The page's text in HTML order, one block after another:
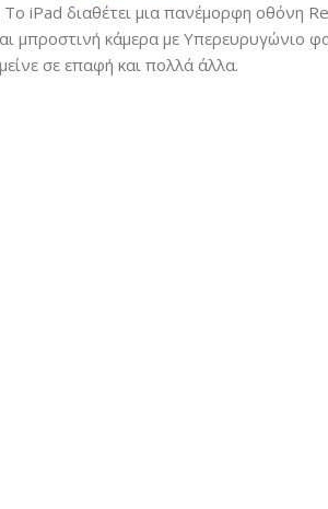
iPad διαθέτει μια πανέμορφη οθόνη
μπροστινή κάμερα με Υπερευρυγώνιο
σε επαφή και πολλά άλλα.